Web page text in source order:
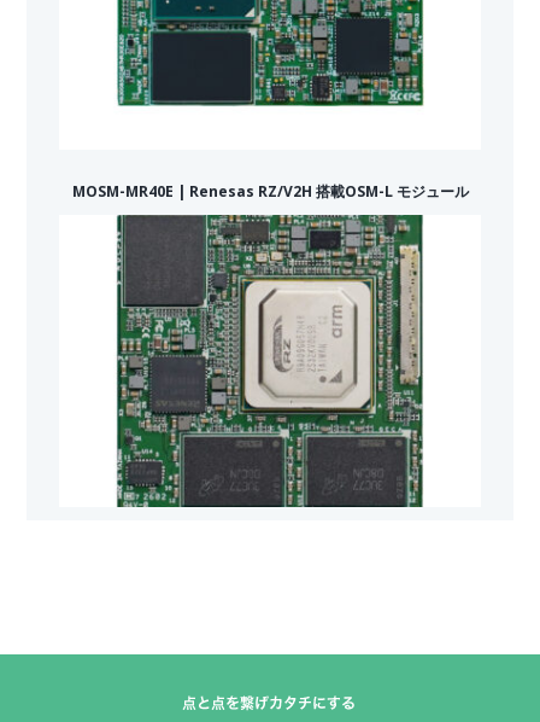
MOSM-MR40E | Renesas RZ/V2H 搭載OSM-L モジュール